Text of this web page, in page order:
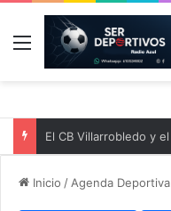
Menú
Inicio / Agenda Deportiva